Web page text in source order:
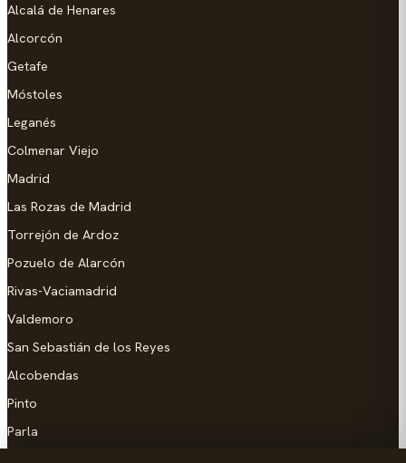
Alcalá de Henares
Alcorcón
Getafe
Móstoles
Leganés
Colmenar Viejo
Madrid
Las Rozas de Madrid
Torrejón de Ardoz
Pozuelo de Alarcón
Rivas-Vaciamadrid
Valdemoro
San Sebastián de los Reyes
Alcobendas
Pinto
Parla